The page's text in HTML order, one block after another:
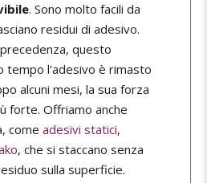
. Sono molto facili da
residui di adesivo.
questo
tempo l'adesivo è rimasto
alcuni mesi, la sua forza
forte. Offriamo anche
come adesivi statici,
, che si staccano senza
sulla superficie.